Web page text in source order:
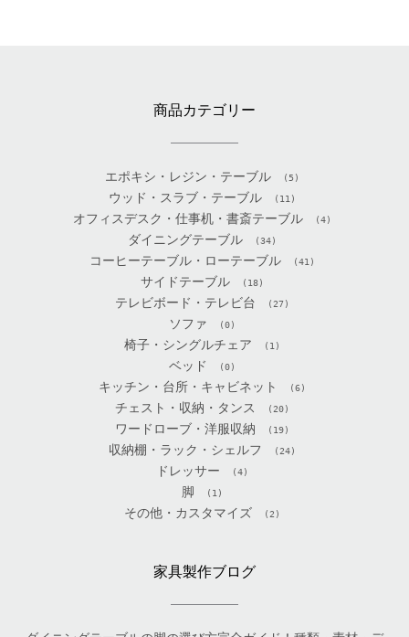
商品カテゴリー
エポキシ・レジン・テーブル (5)
ウッド・スラブ・テーブル (11)
オフィスデスク・仕事机・書斎テーブル (4)
ダイニングテーブル (34)
コーヒーテーブル・ローテーブル (41)
サイドテーブル (18)
テレビボード・テレビ台 (27)
ソファ (0)
椅子・シングルチェア (1)
ベッド (0)
キッチン・台所・キャビネット (6)
チェスト・収納・タンス (20)
ワードローブ・洋服収納 (19)
収納棚・ラック・シェルフ (24)
ドレッサー (4)
脚 (1)
その他・カスタマイズ (2)
家具製作ブログ